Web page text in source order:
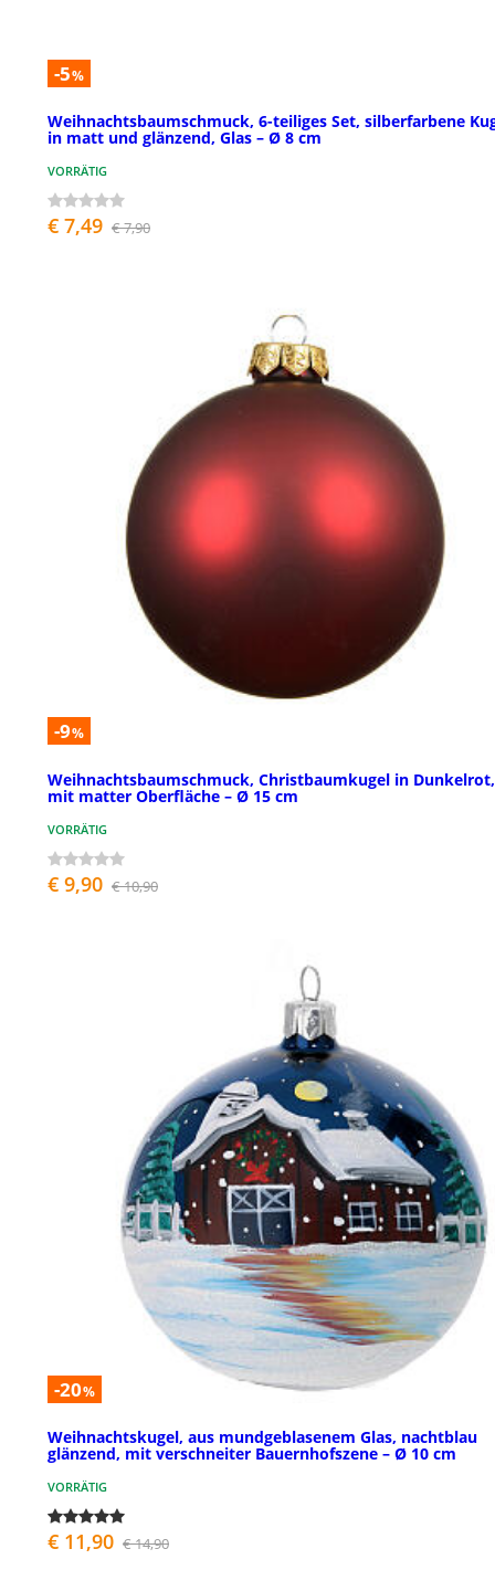
-5%
Weihnachtsbaumschmuck, 6-teiliges Set, silberfarbene
in matt und glänzend, Glas – Ø 8 cm
VORRÄTIG
€ 7,49 € 7,90
-9%
Weihnachtsbaumschmuck, Christbaumkugel in Dunkelrot,
mit matter Oberfläche – Ø 15 cm
VORRÄTIG
€ 9,90 € 10,90
-20%
Weihnachtskugel, aus mundgeblasenem Glas, nachtblau
glänzend, mit verschneiter Bauernhofszene – Ø 10 cm
VORRÄTIG
€ 11,90 € 14,90